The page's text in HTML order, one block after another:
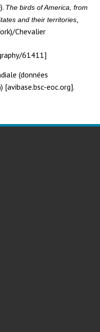
The birds of America, from
and their territories,
Chevalier
61411]
(données
eoc.org].